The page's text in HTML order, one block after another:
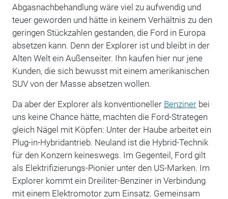
Abgasnachbehandlung wäre viel zu aufwendig und
teuer geworden und hätte in keinem Verhältnis zu den
geringen Stückzahlen gestanden, die Ford in Europa
absetzen kann. Denn der Explorer ist und bleibt in der
Alten Welt ein Außenseiter. Ihn kaufen hier nur jene
Kunden, die sich bewusst mit einem amerikanischen
SUV von der Masse absetzen wollen.
Da aber der Explorer als konventioneller Benzinerbei
uns keine Chance hätte, machten die Ford-Strategen
gleich Nägel mit Köpfen: Unter der Haube arbeitet ein
Plug-in-Hybridantrieb. Neuland ist die Hybrid-Technik
für den Konzern keineswegs. Im Gegenteil, Ford gilt
als Elektrifizierungs-Pionier unter den US-Marken. Im
Explorer kommt ein Dreiliter-Benziner in Verbindung
mit einem Elektromotor zum Einsatz. Gemeinsam